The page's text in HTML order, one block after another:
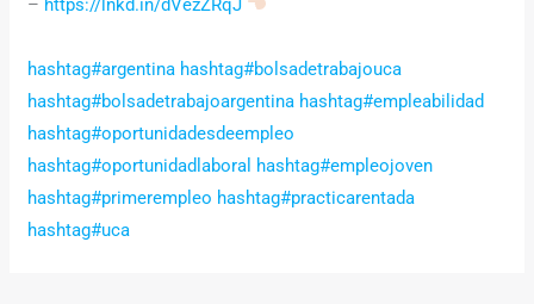
– https://lnkd.in/dVezZRqJ
hashtag#argentina hashtag#bolsadetrabajouca
hashtag#bolsadetrabajoargentina hashtag#empleabilidad
hashtag#oportunidadesdeempleo
hashtag#oportunidadlaboral hashtag#empleojoven
hashtag#primerempleo hashtag#practicarentada
hashtag#uca